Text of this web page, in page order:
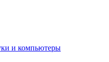
и компьютеры